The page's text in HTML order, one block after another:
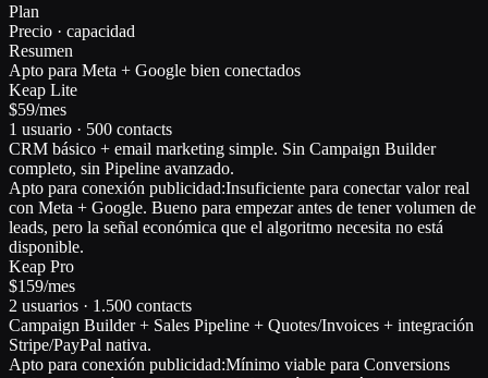
Plan
Precio · capacidad
Resumen
Apto para Meta + Google bien conectados
Keap Lite
$59/mes
1 usuario · 500 contacts
CRM básico + email marketing simple. Sin Campaign Builder
completo, sin Pipeline avanzado.
Apto para conexión publicidad:Insuficiente para conectar valor real
con Meta + Google. Bueno para empezar antes de tener volumen de
leads, pero la señal económica que el algoritmo necesita no está
disponible.
Keap Pro
$159/mes
2 usuarios · 1.500 contacts
Campaign Builder + Sales Pipeline + Quotes/Invoices + integración
Stripe/PayPal nativa.
Apto para conexión publicidad:Mínimo viable para Conversions